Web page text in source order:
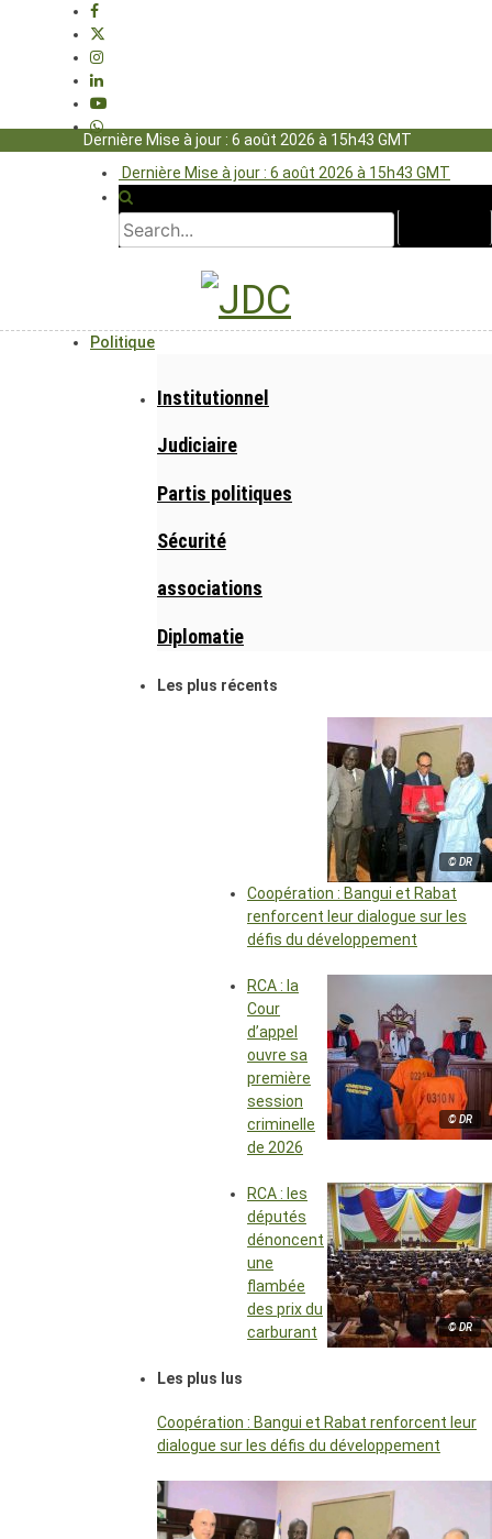
Dernière Mise à jour : 6 août 2026 à 15h43 GMT
Dernière Mise à jour : 6 août 2026 à 15h43 GMT
Politique
Institutionnel
Judiciaire
Partis politiques
Sécurité
associations
Diplomatie
Les plus récents
© DR
Coopération : Bangui et Rabat
renforcent leur dialogue sur les
défis du développement
© DR
RCA : la
Cour
d’appel
ouvre sa
première
session
criminelle
de 2026
© DR
RCA : les
députés
dénoncent
une
flambée
des prix du
carburant
Les plus lus
Coopération : Bangui et Rabat renforcent leur
dialogue sur les défis du développement